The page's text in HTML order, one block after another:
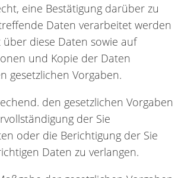
eine Bestätigung darüber zu
Daten verarbeitet werden
diese Daten sowie auf
und Kopie der Daten
gesetzlichen Vorgaben.
den gesetzlichen Vorgaben
der Sie
oder die Berichtigung der Sie
Daten zu verlangen.